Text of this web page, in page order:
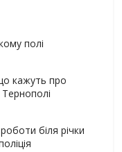
полі
кажуть про
біля річки